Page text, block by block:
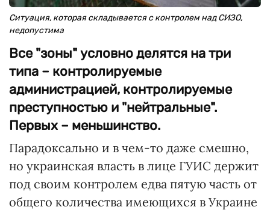
Ситуация, которая складывается с контролем над СИЗО,
недопустима
Все "зоны" условно делятся на три
типа – контролируемые
администрацией, контролируемые
преступностью и "нейтральные".
Первых – меньшинство.
Парадоксально и в чем-то даже смешно,
но украинская власть в лице ГУИС держит
под своим контролем едва пятую часть от
общего количества имеющихся в Украине